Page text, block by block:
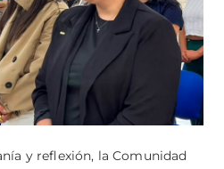
y reflexión, la Comunidad